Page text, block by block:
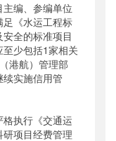
编、参编单位
《水运工程标
全的标准项目
少包括1家相关
港航）管理部
实施信用管
执行《交通运
项目经费管理